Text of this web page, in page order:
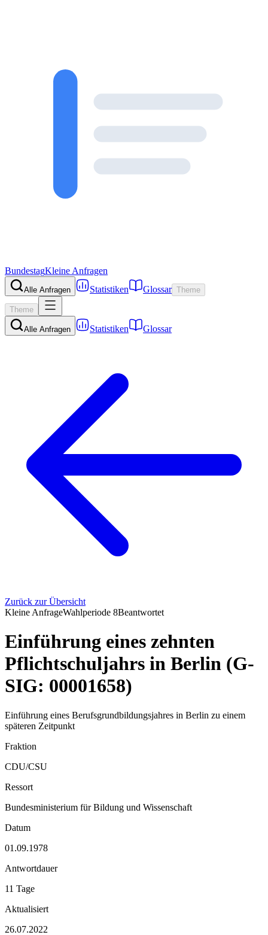
BundestagKleine Anfragen
Alle Anfragen Statistiken Glossar Theme
Theme
Alle Anfragen Statistiken Glossar
Zurück zur Übersicht
Kleine AnfrageWahlperiode 8Beantwortet
Einführung eines zehnten
Pflichtschuljahrs in Berlin (G-
SIG: 00001658)
Einführung eines Berufsgrundbildungsjahres in Berlin zu einem
späteren Zeitpunkt
Fraktion
CDU/CSU
Ressort
Bundesministerium für Bildung und Wissenschaft
Datum
01.09.1978
Antwortdauer
11 Tage
Aktualisiert
26.07.2022